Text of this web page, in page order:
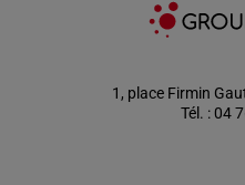
1, place Firmin
Tél. : 04